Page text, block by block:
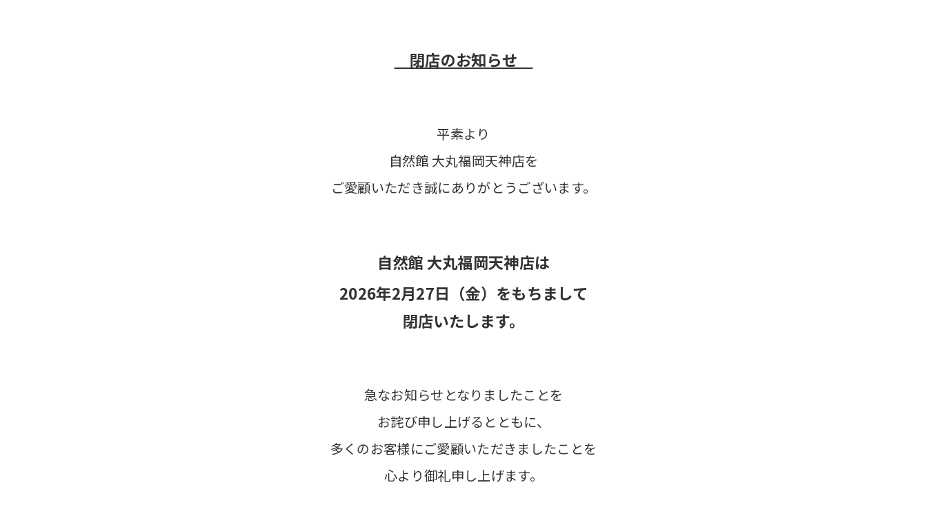
閉店のお知らせ
平素より
自然館 大丸福岡天神店を
ご愛顧いただき誠にありがとうございます。
自然館 大丸福岡天神店は
2026年2月27日（金）をもちまして
閉店いたします。
急なお知らせとなりましたことを
お詫び申し上げるとともに、
多くのお客様にご愛顧いただきましたことを
心より御礼申し上げます。